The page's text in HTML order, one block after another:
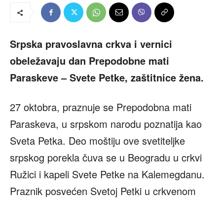
Srpska pravoslavna crkva i vernici
obeležavaju dan Prepodobne mati
Paraskeve – Svete Petke, zaštitnice žena.
27 oktobra, praznuje se Prepodobna mati
Paraskeva, u srpskom narodu poznatija kao
Sveta Petka. Deo moštiju ove svetiteljke
srpskog porekla čuva se u Beogradu u crkvi
Ružici i kapeli Svete Petke na Kalemegdanu.
Praznik posvećen Svetoj Petki u crkvenom